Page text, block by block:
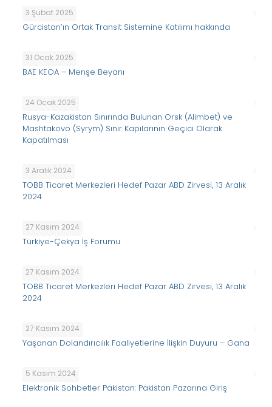
3 Şubat 2025
Gürcistan’ın Ortak Transit Sistemine Katılımı hakkında
31 Ocak 2025
BAE KEOA – Menşe Beyanı
24 Ocak 2025
Rusya-Kazakistan Sınırında Bulunan Orsk (Alimbet) ve
Mashtakovo (Syrym) Sınır Kapılarının Geçici Olarak
Kapatılması
3 Aralık 2024
TOBB Ticaret Merkezleri Hedef Pazar ABD Zirvesi, 13 Aralık
2024
27 Kasım 2024
Türkiye-Çekya İş Forumu
27 Kasım 2024
TOBB Ticaret Merkezleri Hedef Pazar ABD Zirvesi, 13 Aralık
2024
27 Kasım 2024
Yaşanan Dolandırıcılık Faaliyetlerine İlişkin Duyuru – Gana
5 Kasım 2024
Elektronik Sohbetler Pakistan: Pakistan Pazarına Giriş